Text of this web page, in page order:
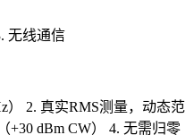
无线通信
） 2. 真实RMS测量，动态范
+30 dBm CW） 4. 无需归零